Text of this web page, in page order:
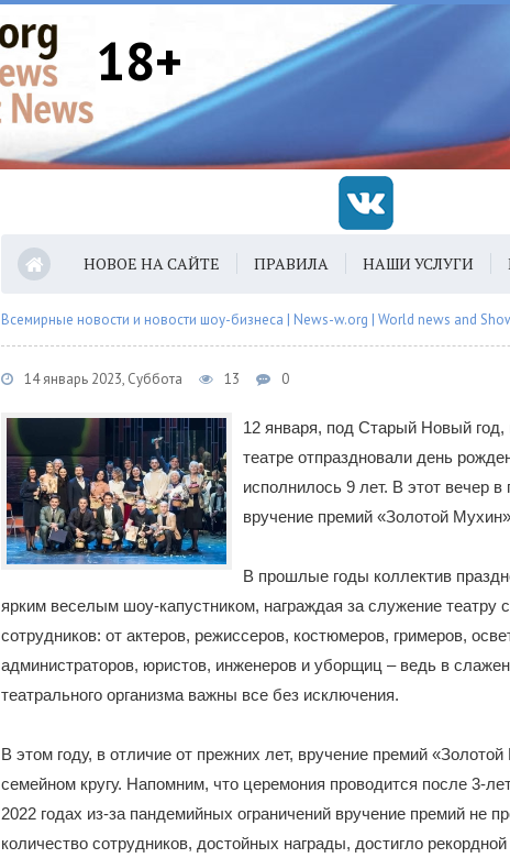
18+
НОВОЕ НА САЙТЕ ПРАВИЛА НАШИ УСЛУГИ
Всемирные новости и новости шоу-бизнеса | News-w.org | World news and
14 январь 2023, Суббота 13 0
12 января, под Старый Новый
театре отпраздновали день
исполнилось 9 лет. В этот вечер
вручение премий «Золотой
В прошлые годы коллектив
ярким веселым шоу-капустником, награждая за служение театру
сотрудников: от актеров, режиссеров, костюмеров, гримеров,
администраторов, юристов, инженеров и уборщиц – ведь в
театрального организма важны все без исключения.
В этом году, в отличие от прежних лет, вручение премий
семейном кругу. Напомним, что церемония проводится после 3-
2022 годах из-за пандемийных ограничений вручение премий не
количество сотрудников, достойных награды, достигло